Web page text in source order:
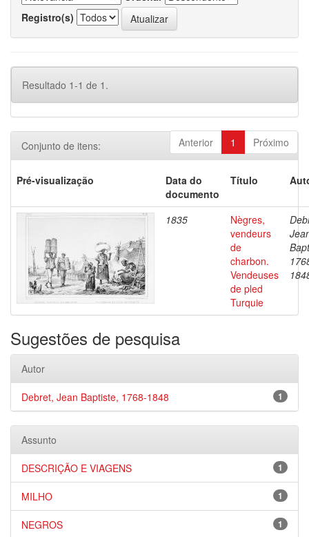
Registro(s)
Resultado 1-1 de 1.
Anterior 1 Próximo
Conjunto de itens:
Pré-visualização
Data do
documento
Título
1835
Nègres,
vendeurs
de
charbon.
Vendeuses
de pled
Turquie
Sugestões de pesquisa
Autor
1
Debret, Jean Baptiste, 1768-1848
Assunto
1
DESCRIÇÃO E VIAGENS
1
MILHO
1
NEGROS